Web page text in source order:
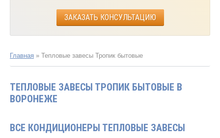
ЗАКАЗАТЬ КОНСУЛЬТАЦИЮ
Главная » Тепловые завесы Тропик бытовые
ТЕПЛОВЫЕ ЗАВЕСЫ ТРОПИК БЫТОВЫЕ В
ВОРОНЕЖЕ
ВСЕ КОНДИЦИОНЕРЫ ТЕПЛОВЫЕ ЗАВЕСЫ